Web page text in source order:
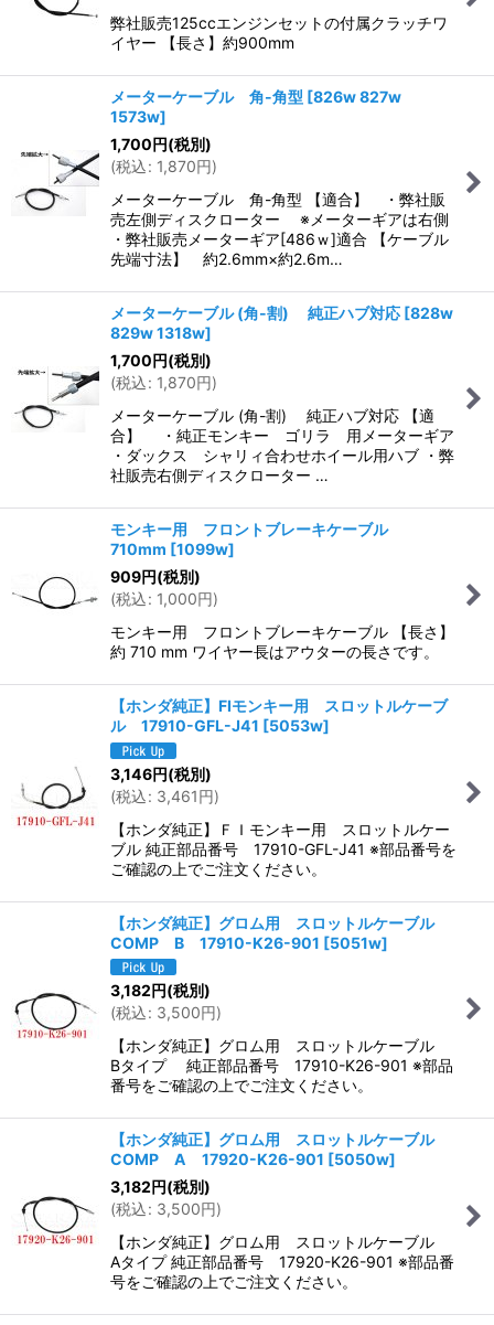
弊社販売125ccエンジンセットの付属クラッチワ
イヤー 【長さ】約900mm
メーターケーブル 角-角型 [826w 827w
1573w]
1,700円(税別)
(税込: 1,870円)
メーターケーブル 角-角型 【適合】 ・弊社販
売左側ディスクローター ※メーターギアは右側
・弊社販売メーターギア[486ｗ]適合 【ケーブル
先端寸法】 約2.6mm×約2.6m…
メーターケーブル (角-割) 純正ハブ対応 [828w
829w 1318w]
1,700円(税別)
(税込: 1,870円)
メーターケーブル (角-割) 純正ハブ対応 【適
合】 ・純正モンキー ゴリラ 用メーターギア
・ダックス シャリィ合わせホイール用ハブ ・弊
社販売右側ディスクローター …
モンキー用 フロントブレーキケーブル
710mm [1099w]
909円(税別)
(税込: 1,000円)
モンキー用 フロントブレーキケーブル 【長さ】
約 710 mm ワイヤー長はアウターの長さです。
【ホンダ純正】FIモンキー用 スロットルケーブ
ル 17910-GFL-J41 [5053w]
3,146円(税別)
(税込: 3,461円)
【ホンダ純正】ＦＩモンキー用 スロットルケー
ブル 純正部品番号 17910-GFL-J41 ※部品番号を
ご確認の上でご注文ください。
【ホンダ純正】グロム用 スロットルケーブル
COMP B 17910-K26-901 [5051w]
3,182円(税別)
(税込: 3,500円)
【ホンダ純正】グロム用 スロットルケーブル
Bタイプ 純正部品番号 17910-K26-901 ※部品
番号をご確認の上でご注文ください。
【ホンダ純正】グロム用 スロットルケーブル
COMP A 17920-K26-901 [5050w]
3,182円(税別)
(税込: 3,500円)
【ホンダ純正】グロム用 スロットルケーブル
Aタイプ 純正部品番号 17920-K26-901 ※部品番
号をご確認の上でご注文ください。